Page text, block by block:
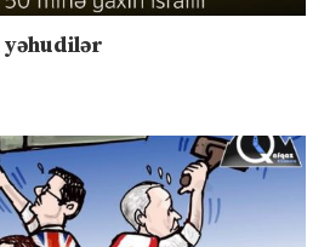
yəhudilər